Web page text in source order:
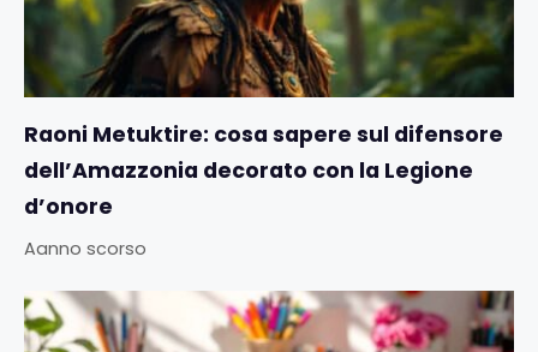
Raoni Metuktire: cosa sapere sul difensore
dell’Amazzonia decorato con la Legione
d’onore
Aanno scorso